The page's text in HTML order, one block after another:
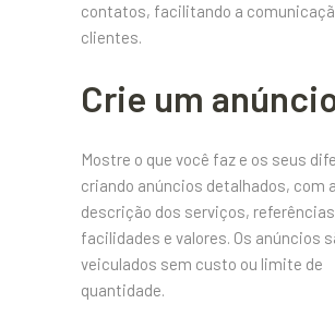
contatos, facilitando a
clientes.
Crie um
Mostre o que você faz e os seus
criando anúncios detalhados, com a
descrição dos serviços,
facilidades e valores. Os anúncios
veiculados sem custo ou limite de
quantidade.